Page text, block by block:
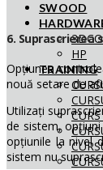
SWOOD
HP
TRAINING
6.
Opțiunea
nouă setare de
Utilizați
de sistem,
opțiunile la nivel
sistem nu